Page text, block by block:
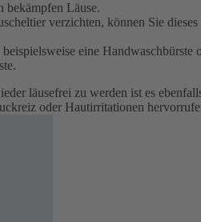
bekämpfen Läuse.
verzichten, können Sie
eine Handwaschbürste
läusefrei zu werden ist es
oder Hautirritationen